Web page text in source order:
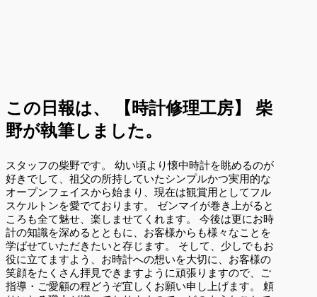
この日報は、
【時計修理工房】 柴
野が執筆しました。
スタッフの柴野です。 幼い頃より懐中時計を眺めるのが
好きでして、祖父の所持していたシンプルかつ実用的な
オープンフェイスから始まり、現在は観賞用としてフル
スケルトンを愛でております。 ゼンマイが巻き上がると
ころも全て魅せ、楽しませてくれます。 今後は更にお時
計の知識を深めるとともに、お客様からも様々なことを
学ばせていただきたいと存じます。 そして、少しでもお
役に立てますよう、お時計への想いを大切に、お客様の
笑顔をたくさん拝見できますように頑張りますので、ご
指導・ご愛顧の程どうぞ宜しくお願い申し上げます。 頼